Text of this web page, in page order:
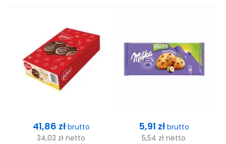
Cena
41,86 zł brutto
34,03 zł netto
Cena
5,91 zł brutto
5,54 zł netto